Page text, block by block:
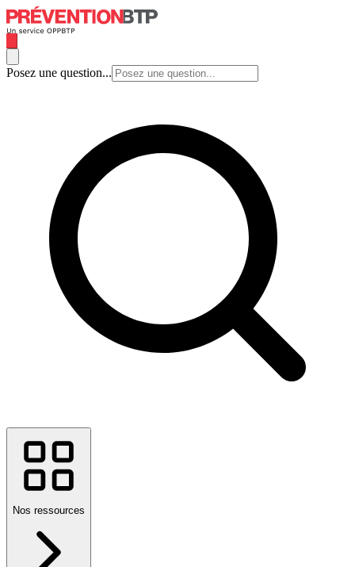
Posez une question...
Nos ressources